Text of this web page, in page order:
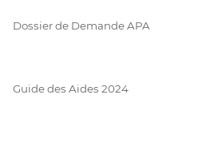
Dossier de Demande APA
Guide des Aides 2024